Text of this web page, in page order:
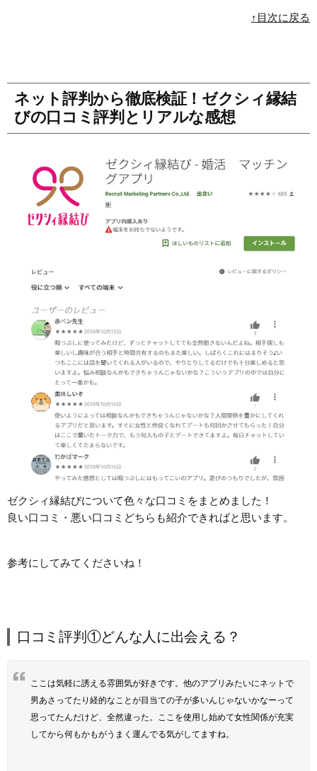
↑目次に戻る
ネット評判から徹底検証！ゼクシィ縁結
びの口コミ評判とリアルな感想
ゼクシィ縁結びについて色々な口コミをまとめました！
良い口コミ・悪い口コミどちらも紹介できればと思います。
参考にしてみてくださいね！
口コミ評判①どんな人に出会える？
ここは気軽に誘える雰囲気が好きです。他のアプリみたいにネットで
男あさってたり経的なことが目当ての子が多いんじゃないかなーって
思ってたんだけど、全然違った。ここを使用し始めて女性関係が充実
してから何もかもがうまく運んでる気がしてますね。